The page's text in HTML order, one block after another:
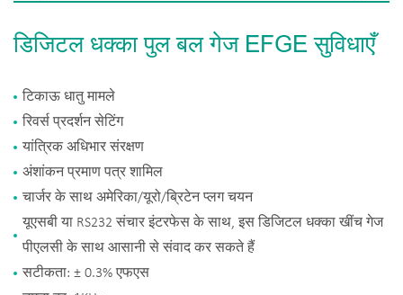
डिजिटल धक्का पुल बल गेज EFGE सुविधाएँ
टिकाऊ धातु मामले
रिवर्स प्रदर्शन सेटिंग
यांत्रिक अधिभार संरक्षण
अंशांकन प्रमाण पत्र शामिल
चार्जर के साथ अमेरिका/यूरो/ब्रिटेन प्लग चयन
यूएसबी या RS232 संचार इंटरफेस के साथ, इस डिजिटल धक्का खींच गेज
पीएलसी के साथ आसानी से संवाद कर सकते हैं
सटीकता: ± 0.3% एफएस